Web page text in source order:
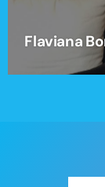
Flaviana